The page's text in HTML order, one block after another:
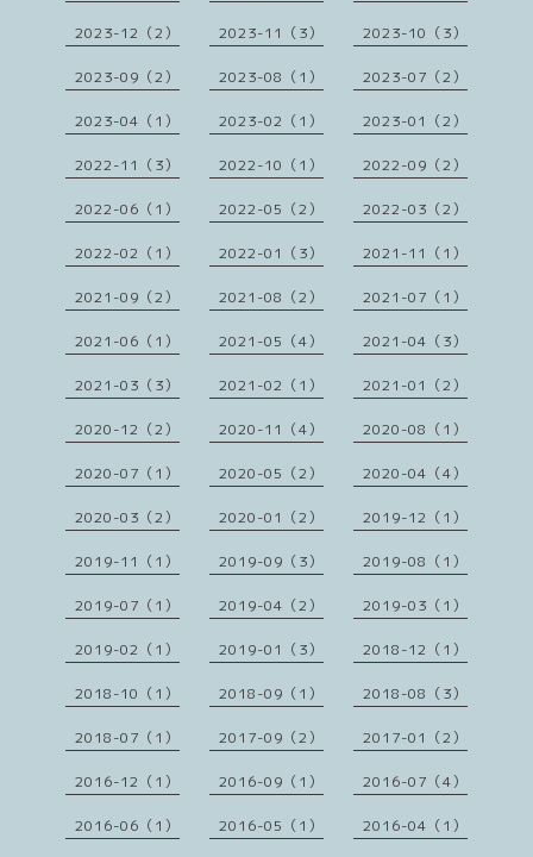
2023-12（2） 2023-11（3） 2023-10（3）
2023-09（2） 2023-08（1） 2023-07（2）
2023-04（1） 2023-02（1） 2023-01（2）
2022-11（3） 2022-10（1） 2022-09（2）
2022-06（1） 2022-05（2） 2022-03（2）
2022-02（1） 2022-01（3） 2021-11（1）
2021-09（2） 2021-08（2） 2021-07（1）
2021-06（1） 2021-05（4） 2021-04（3）
2021-03（3） 2021-02（1） 2021-01（2）
2020-12（2） 2020-11（4） 2020-08（1）
2020-07（1） 2020-05（2） 2020-04（4）
2020-03（2） 2020-01（2） 2019-12（1）
2019-11（1） 2019-09（3） 2019-08（1）
2019-07（1） 2019-04（2） 2019-03（1）
2019-02（1） 2019-01（3） 2018-12（1）
2018-10（1） 2018-09（1） 2018-08（3）
2018-07（1） 2017-09（2） 2017-01（2）
2016-12（1） 2016-09（1） 2016-07（4）
2016-06（1） 2016-05（1） 2016-04（1）